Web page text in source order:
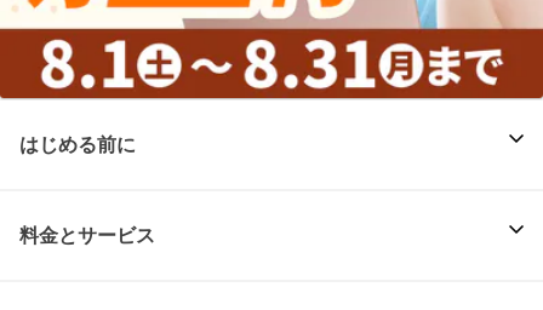
はじめる前に
料金とサービス